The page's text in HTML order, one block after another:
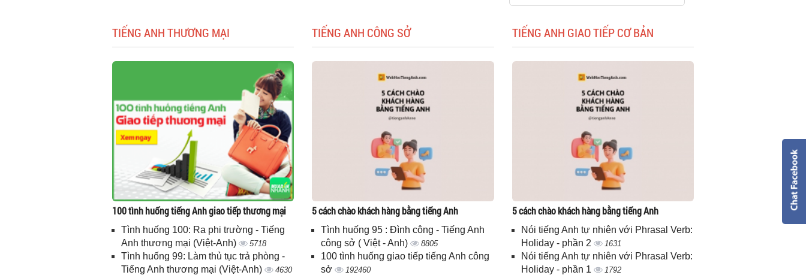
TIẾNG ANH THƯƠNG MẠI
100 tình huống tiếng Anh giao tiếp thương mại
Tình huống 100: Ra phi trường - Tiếng
Anh thương mại (Việt-Anh)
5718
Tình huống 99: Làm thủ tục trả phòng -
Tiếng Anh thương mại (Việt-Anh)
4630
TIẾNG ANH CÔNG SỞ
5 cách chào khách hàng bằng tiếng Anh
Tình huống 95 : Đình công - Tiếng Anh
công sở ( Việt - Anh)
8805
100 tình huống giao tiếp tiếng Anh công
sở
192460
TIẾNG ANH GIAO TIẾP CƠ BẢN
5 cách chào khách hàng bằng tiếng Anh
Nói tiếng Anh tự nhiên với Phrasal Verb:
Holiday - phần 2
1631
Nói tiếng Anh tự nhiên với Phrasal Verb:
Holiday - phần 1
1792